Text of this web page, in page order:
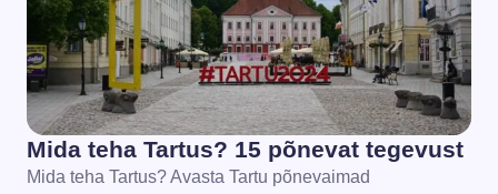
Mida teha Tartus? 15 põnevat tegevust
Mida teha Tartus? Avasta Tartu põnevaimad